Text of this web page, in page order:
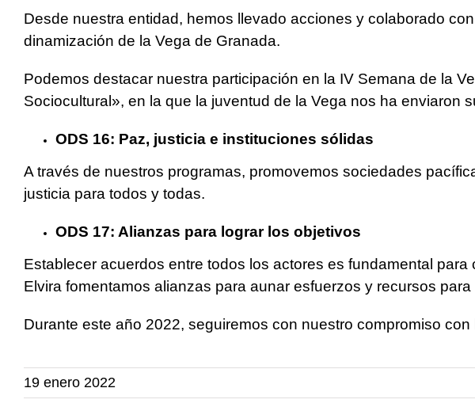
Desde nuestra entidad, hemos llevado acciones y colaborado
dinamización de la Vega de Granada.
Podemos destacar nuestra participación en la IV Semana de la
Sociocultural», en la que la juventud de la Vega nos ha enviaron
ODS 16: Paz, justicia e instituciones sólidas
A través de nuestros programas, promovemos sociedades
justicia para todos y todas.
ODS 17: Alianzas para lograr los objetivos
Establecer acuerdos entre todos los actores es fundamental
Elvira fomentamos alianzas para aunar esfuerzos y recursos
Durante este año 2022, seguiremos con nuestro compromiso
19 enero 2022